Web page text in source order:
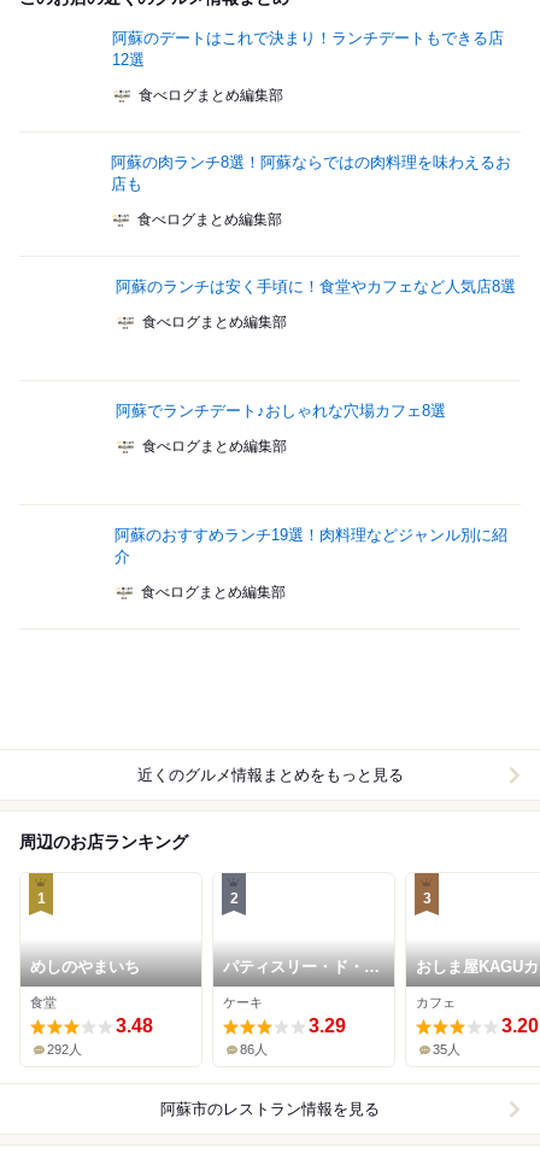
阿蘇のデートはこれで決まり！ランチデートもできる店
12選
食べログまとめ編集部
阿蘇の肉ランチ8選！阿蘇ならではの肉料理を味わえるお
店も
食べログまとめ編集部
阿蘇のランチは安く手頃に！食堂やカフェなど人気店8選
食べログまとめ編集部
阿蘇でランチデート♪おしゃれな穴場カフェ8選
食べログまとめ編集部
阿蘇のおすすめランチ19選！肉料理などジャンル別に紹
介
食べログまとめ編集部
近くのグルメ情報まとめをもっと見る
周辺のお店ランキング
1
めしのやまいち
食堂
3.48
292人
2
パティスリー・ド・ア
ソ MIYUKI
ケーキ
3.29
86人
3
おしま屋KAGU
カフェ
3.20
35人
阿蘇市のレストラン情報を見る